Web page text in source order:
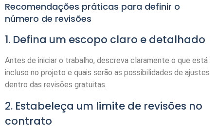
Recomendações práticas para definir o
número de revisões
1. Defina um escopo claro e detalhado
Antes de iniciar o trabalho, descreva claramente o que está
incluso no projeto e quais serão as possibilidades de ajustes
dentro das revisões gratuitas.
2. Estabeleça um limite de revisões no
contrato